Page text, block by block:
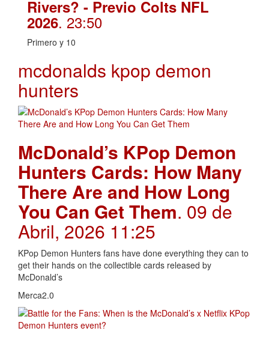
Rivers? - Previo Colts NFL
2026. 23:50
Primero y 10
mcdonalds kpop demon
hunters
McDonald’s KPop Demon
Hunters Cards: How Many
There Are and How Long
You Can Get Them. 09 de
Abril, 2026 11:25
KPop Demon Hunters fans have done everything they can to
get their hands on the collectible cards released by
McDonald’s
Merca2.0